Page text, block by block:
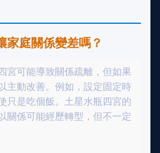
家庭關係變差嗎？
宮可能導致關係疏離，但如果
主動改善。例如，設定固定時
只是吃個飯。土星水瓶四宮的
關係可能經歷轉型，但不一定